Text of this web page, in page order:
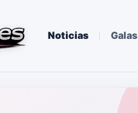
Noticias Galas